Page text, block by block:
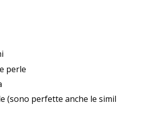
perle
(sono perfette anche le simil